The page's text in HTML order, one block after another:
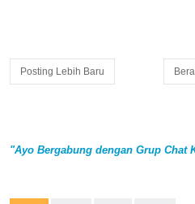
Posting Lebih Baru
"Ayo Bergabung dengan Grup Chat